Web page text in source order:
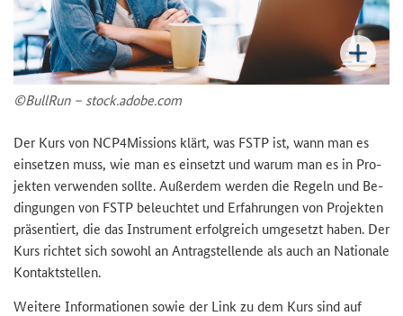
©Bull­Run – stock.adobe.com
Der Kurs von NCP4Missions klärt, was FSTP ist, wann man es
ein­set­zen muss, wie man es ein­setzt und warum man es in Pro­
jek­ten ver­wen­den soll­te. Au­ßer­dem wer­den die Re­geln und Be­
din­gun­gen von FSTP be­leuch­tet und Er­fah­run­gen von Pro­jek­ten
prä­sen­tiert, die das In­stru­ment er­folg­reich um­ge­setzt haben. Der
Kurs rich­tet sich so­wohl an An­trag­stel­len­de als auch an Na­tio­na­le
Kon­takt­stel­len.
Wei­te­re In­for­ma­tio­nen sowie der Link zu dem Kurs sind auf